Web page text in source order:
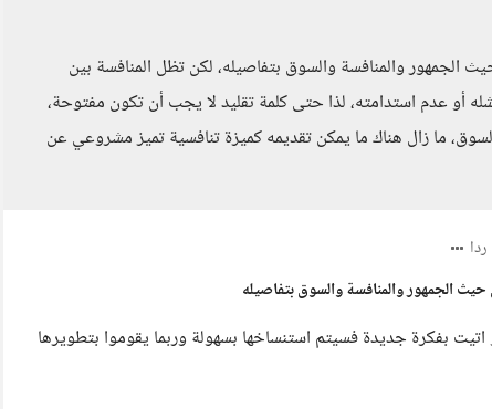
والمنافسة والسوق بتفاصيله، لكن تظل المنافسة بين
عدم استدامته، لذا حتى كلمة تقليد لا يجب أن تكون مفتوحة،
ما زال هناك ما يمكن تقديمه كميزة تنافسية تميز مشروعي عن
الجمهور والمنافسة والسوق بتفاصيله
اتيت بفكرة جديدة فسيتم استنساخها بسهولة وربما يقوموا بتطويرها